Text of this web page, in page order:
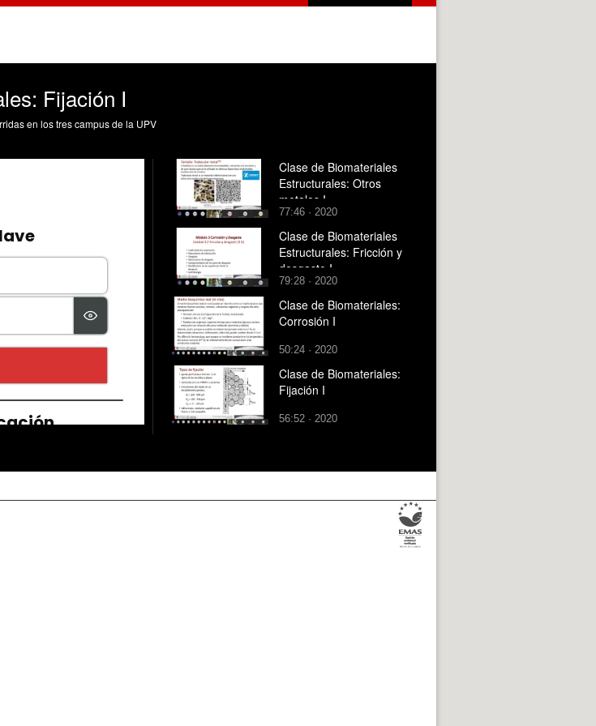
Fijación I
en los tres campus de la UPV
Clase de Biomateriales
Estructurales: Otros
metales I
77:46 · 2020
Clase de Biomateriales
Estructurales: Fricción y
desgaste I
79:28 · 2020
Clase de Biomateriales:
Corrosión I
50:24 · 2020
Clase de Biomateriales:
Fijación I
56:52 · 2020